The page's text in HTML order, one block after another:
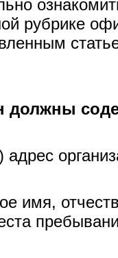
рубрике
должны
адрес
имя,